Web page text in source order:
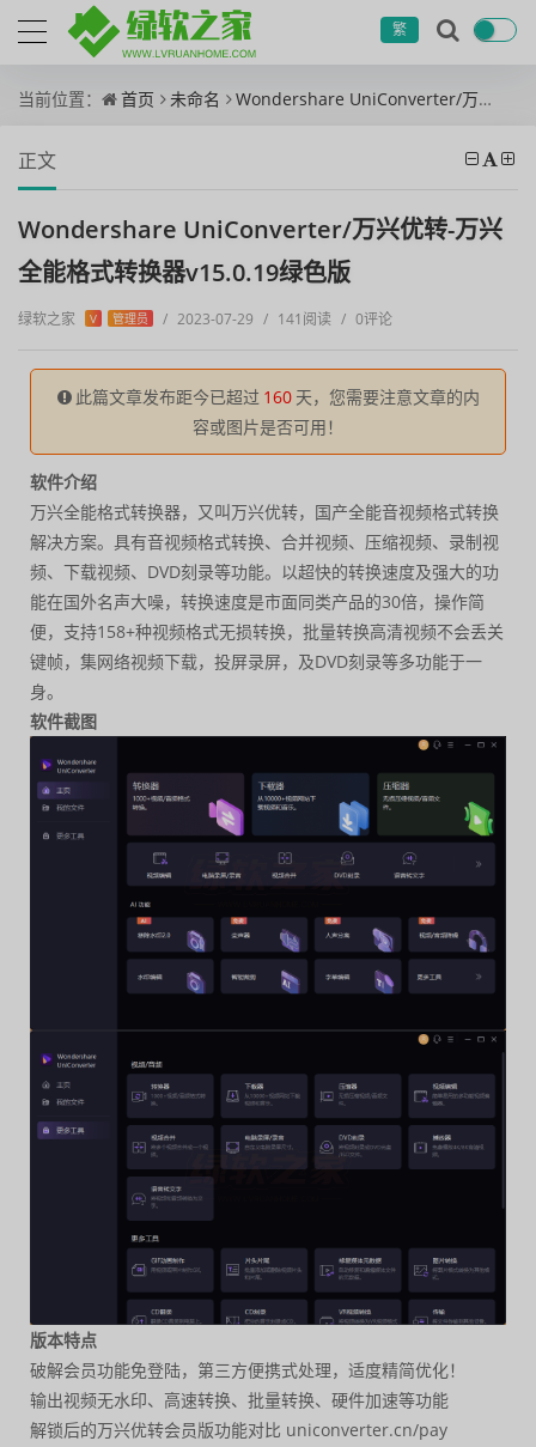
繁
当前位置： 首页 未命名 Wondershare UniConverter/万兴优转-万兴全能格式转换器v15.0.19绿色版
正文
Wondershare UniConverter/万兴优转-万兴
全能格式转换器v15.0.19绿色版
绿软之家 V 管理员 / 2023-07-29 / 141阅读 / 0评论
此篇文章发布距今已超过 160 天，您需要注意文章的内
容或图片是否可用！
软件介绍
万兴全能格式转换器，又叫万兴优转，国产全能音视频格式转换
解决方案。具有音视频格式转换、合并视频、压缩视频、录制视
频、下载视频、DVD刻录等功能。以超快的转换速度及强大的功
能在国外名声大噪，转换速度是市面同类产品的30倍，操作简
便，支持158+种视频格式无损转换，批量转换高清视频不会丢关
键帧，集网络视频下载，投屏录屏，及DVD刻录等多功能于一
身。
软件截图
版本特点
破解会员功能免登陆，第三方便携式处理，适度精简优化！
输出视频无水印、高速转换、批量转换、硬件加速等功能
解锁后的万兴优转会员版功能对比 uniconverter.cn/pay